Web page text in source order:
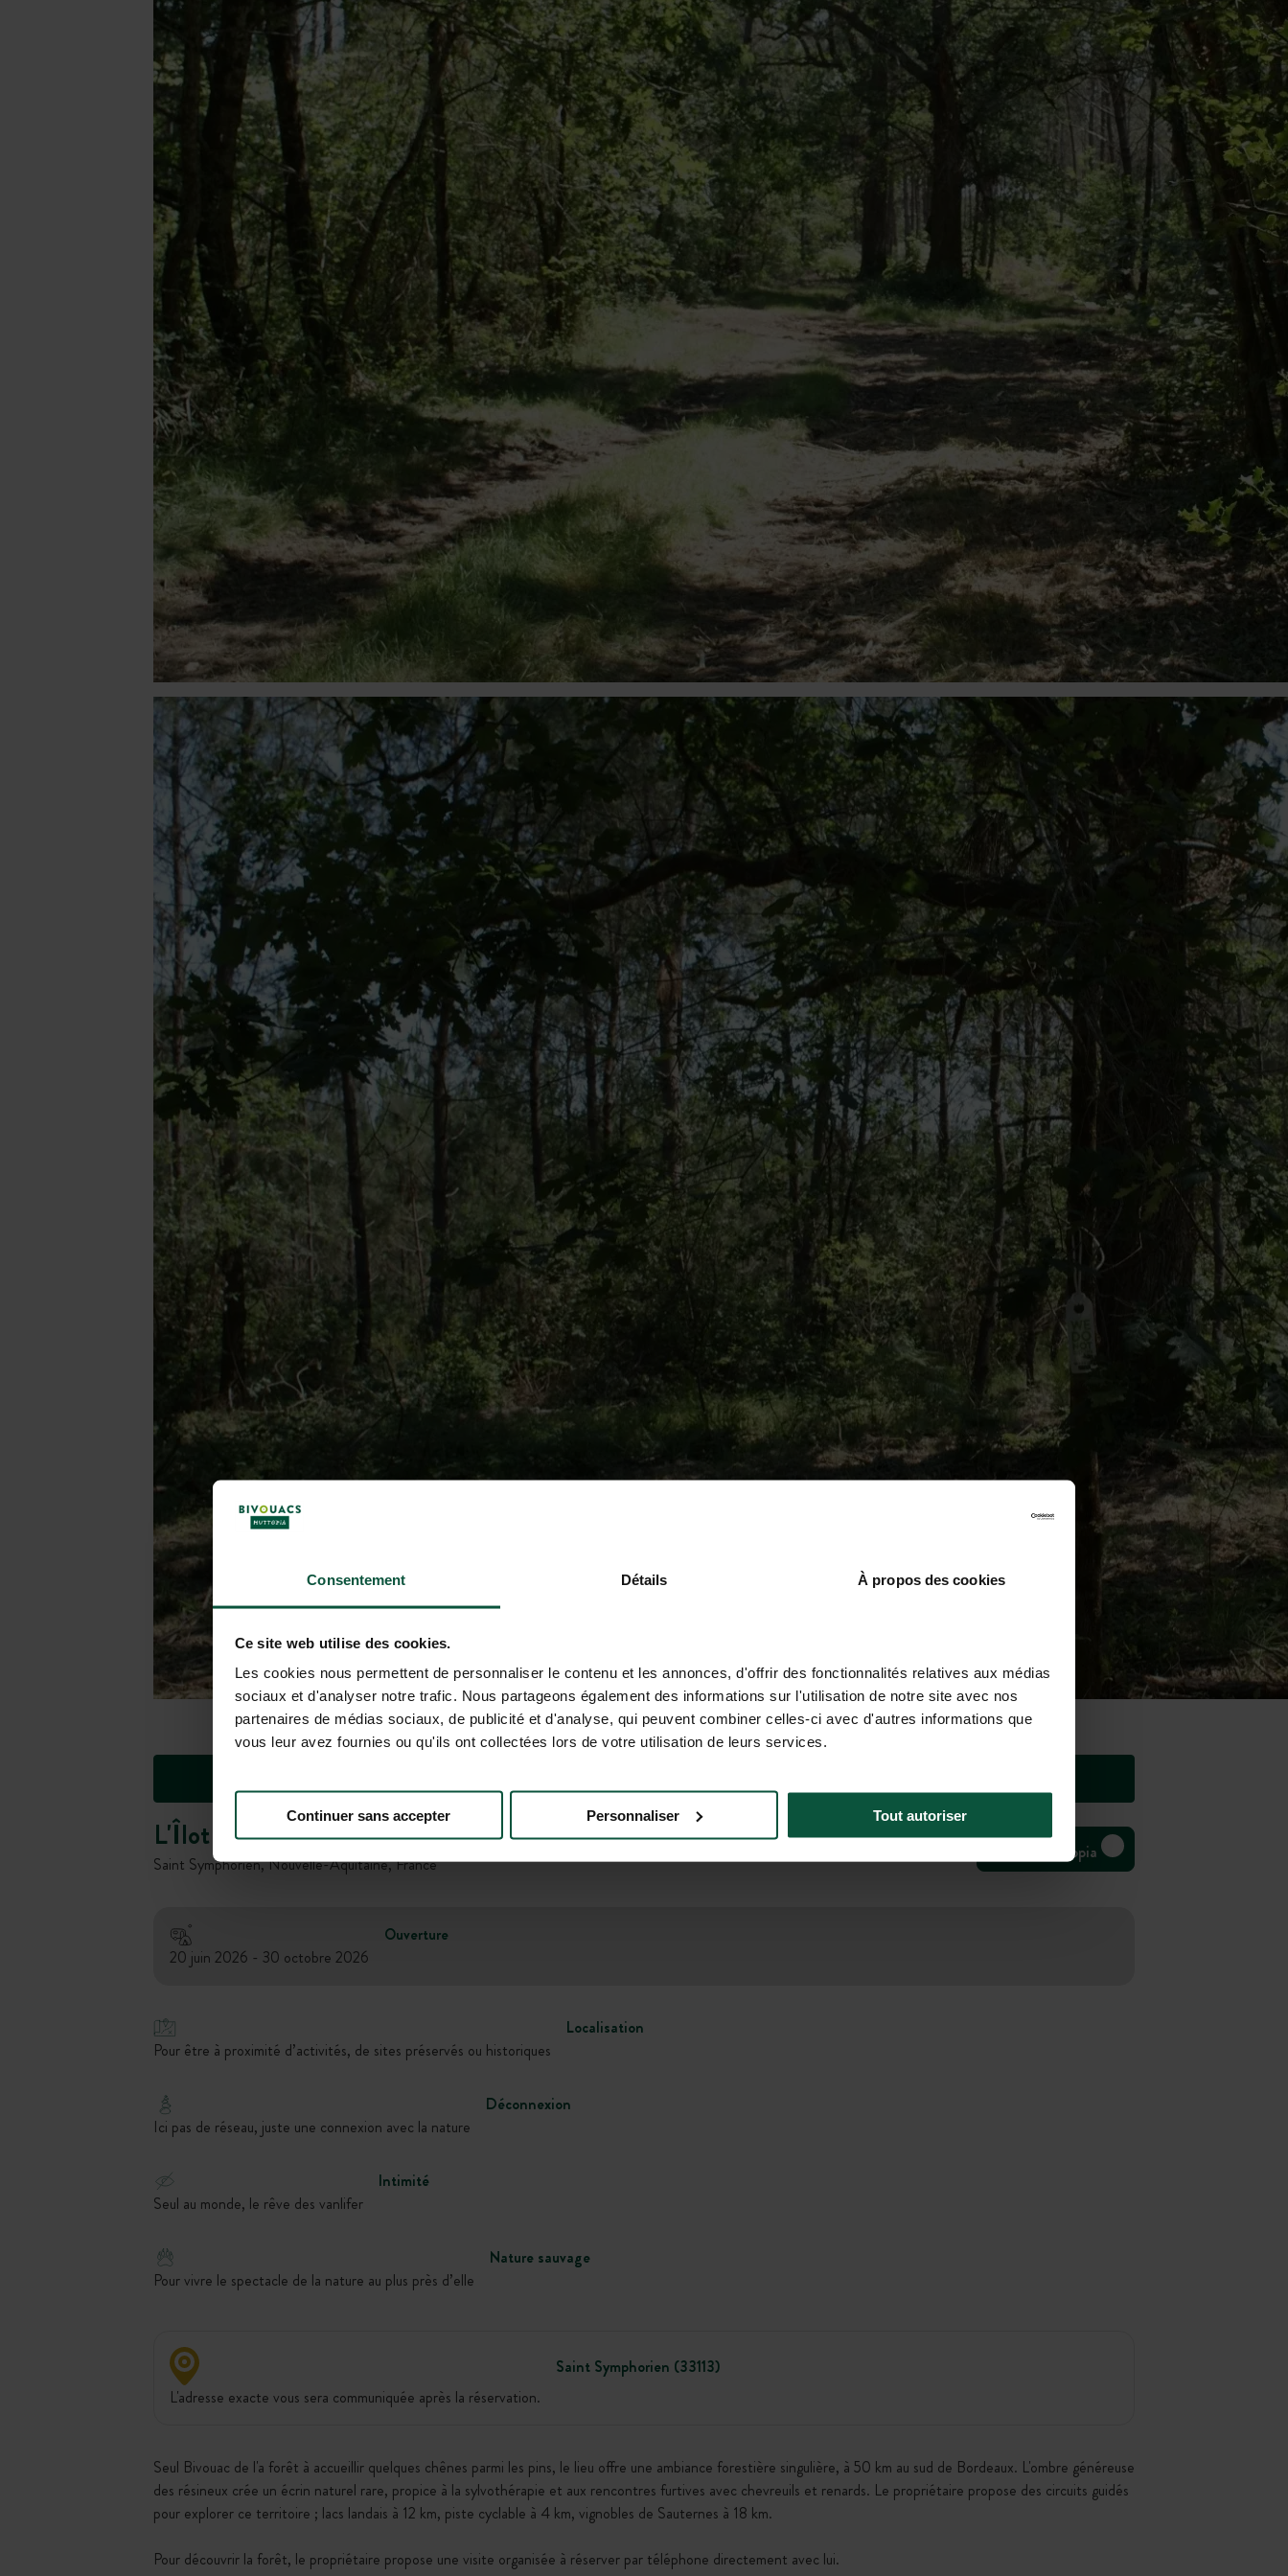
Consentement Détails À propos des cookies
Ce site web utilise des cookies.
Les cookies nous permettent de personnaliser le contenu et les annonces, d'offrir des fonctionnalités relatives aux médias
sociaux et d'analyser notre trafic. Nous partageons également des informations sur l'utilisation de notre site avec nos
partenaires de médias sociaux, de publicité et d'analyse, qui peuvent combiner celles-ci avec d'autres informations que
vous leur avez fournies ou qu'ils ont collectées lors de votre utilisation de leurs services.
Continuer sans accepter Personnaliser Tout autoriser
L'Îlot des Chênes
Saint Symphorien, Nouvelle-Aquitaine, France
Bivouac Huttopia
Ouverture
20 juin 2026 - 30 octobre 2026
Localisation
Pour être à proximité d’activités, de sites préservés ou historiques
Déconnexion
Ici pas de réseau, juste une connexion avec la nature
Intimité
Seul au monde, le rêve des vanlifer
Nature sauvage
Pour vivre le spectacle de la nature au plus près d’elle
Saint Symphorien (33113)
L'adresse exacte vous sera communiquée après la réservation.
Seul Bivouac de l'a forêt à accueillir quelques chênes parmi les pins, le lieu offre une ambiance forestière singulière, à 50 km au sud de Bordeaux. L'ombre généreuse
des résineux crée un écrin naturel rare, propice à la sylvothérapie et aux rencontres furtives avec chevreuils et renards. Le propriétaire propose des circuits guidés
pour explorer ce territoire ; lacs landais à 12 km, piste cyclable à 4 km, vignobles de Sauternes à 18 km.
Pour découvrir la forêt, le propriétaire propose une visite organisée à réserver par téléphone directement avec lui.